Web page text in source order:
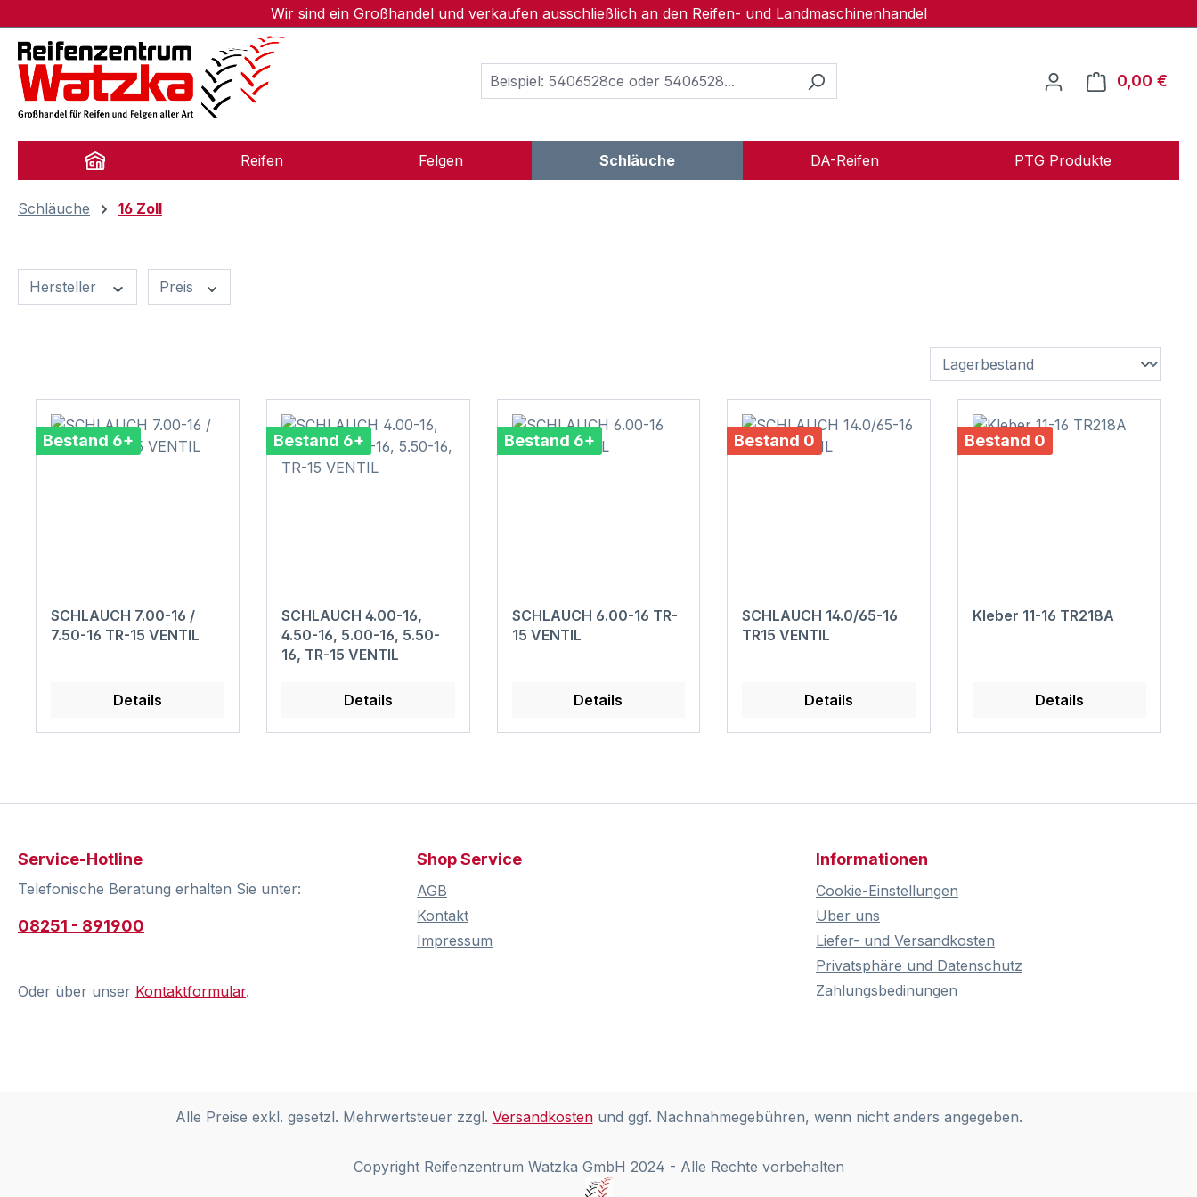
Wir sind ein Großhandel und verkaufen ausschließlich an den Reifen- und Landmaschinenhandel
0,00 €
Reifen Felgen Schläuche DA-Reifen PTG Produkte
Schläuche 16 Zoll
Hersteller Preis
Bestand 6+
SCHLAUCH 7.00-16 /
7.50-16 TR-15 VENTIL
Details
Bestand 6+
SCHLAUCH 4.00-16,
4.50-16, 5.00-16, 5.50-
16, TR-15 VENTIL
Details
Bestand 6+
SCHLAUCH 6.00-16 TR-
15 VENTIL
Details
Bestand 0
SCHLAUCH 14.0/65-16
TR15 VENTIL
Details
Bestand 0
Kleber 11-16 TR218A
Details
Service-Hotline
Telefonische Beratung erhalten Sie unter:
08251 - 891900
Oder über unser Kontaktformular.
Shop Service
AGB
Kontakt
Impressum
Informationen
Cookie-Einstellungen
Über uns
Liefer- und Versandkosten
Privatsphäre und Datenschutz
Zahlungsbedinungen
Alle Preise exkl. gesetzl. Mehrwertsteuer zzgl. Versandkostenund ggf. Nachnahmegebühren, wenn nicht anders angegeben.
Copyright Reifenzentrum Watzka GmbH 2024 - Alle Rechte vorbehalten